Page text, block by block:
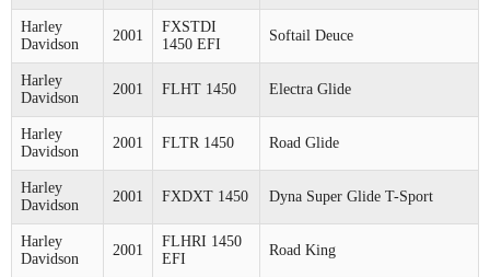
Harley
Davidson
2001
FXSTDI
1450 EFI
Softail Deuce
Harley
Davidson
2001 FLHT 1450 Electra Glide
Harley
Davidson
2001 FLTR 1450 Road Glide
Harley
Davidson
2001 FXDXT 1450 Dyna Super Glide T-Sport
Harley
Davidson
2001
FLHRI 1450
EFI
Road King